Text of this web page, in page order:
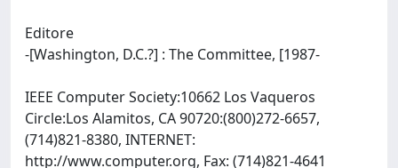
Editore
-[Washington, D.C.?] : The Committee, [1987-
IEEE Computer Society:10662 Los Vaqueros
Circle:Los Alamitos, CA 90720:(800)272-6657,
(714)821-8380, INTERNET: